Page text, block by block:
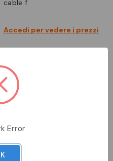
cable f
Accedi per vedere i prezzi
Error